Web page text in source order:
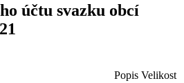
účtu svazku obcí
Popis Velikost